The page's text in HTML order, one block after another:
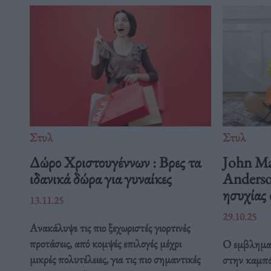
Στυλ
Δώρο Χριστουγέννων : Βρες τα
ιδανικά δώρα για γυναίκες
13.11.25
Ανακάλυψε τις πιο ξεχωριστές γιορτινές
προτάσεις, από κομψές επιλογές μέχρι
μικρές πολυτέλειες, για τις πιο σημαντικές
Στυλ
John
29.10.25
Ο
στην